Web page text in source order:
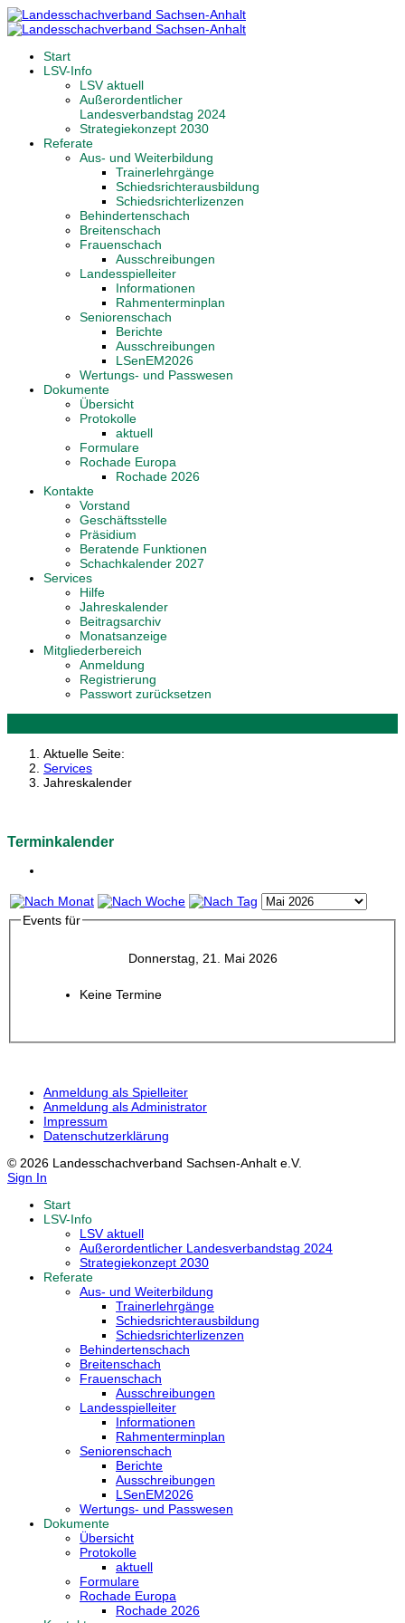
Start
LSV-Info
LSV aktuell
Außerordentlicher
Landesverbandstag 2024
Strategiekonzept 2030
Referate
Aus- und Weiterbildung
Trainerlehrgänge
Schiedsrichterausbildung
Schiedsrichterlizenzen
Behindertenschach
Breitenschach
Frauenschach
Ausschreibungen
Landesspielleiter
Informationen
Rahmenterminplan
Seniorenschach
Berichte
Ausschreibungen
LSenEM2026
Wertungs- und Passwesen
Dokumente
Übersicht
Protokolle
aktuell
Formulare
Rochade Europa
Rochade 2026
Kontakte
Vorstand
Geschäftsstelle
Präsidium
Beratende Funktionen
Schachkalender 2027
Services
Hilfe
Jahreskalender
Beitragsarchiv
Monatsanzeige
Mitgliederbereich
Anmeldung
Registrierung
Passwort zurücksetzen
Aktuelle Seite:
Services
Jahreskalender
Terminkalender
Events für
Donnerstag, 21. Mai 2026
Keine Termine
Anmeldung als Spielleiter
Anmeldung als Administrator
Impressum
Datenschutzerklärung
© 2026 Landesschachverband Sachsen-Anhalt e.V.
Sign In
Start
LSV-Info
LSV aktuell
Außerordentlicher Landesverbandstag 2024
Strategiekonzept 2030
Referate
Aus- und Weiterbildung
Trainerlehrgänge
Schiedsrichterausbildung
Schiedsrichterlizenzen
Behindertenschach
Breitenschach
Frauenschach
Ausschreibungen
Landesspielleiter
Informationen
Rahmenterminplan
Seniorenschach
Berichte
Ausschreibungen
LSenEM2026
Wertungs- und Passwesen
Dokumente
Übersicht
Protokolle
aktuell
Formulare
Rochade Europa
Rochade 2026